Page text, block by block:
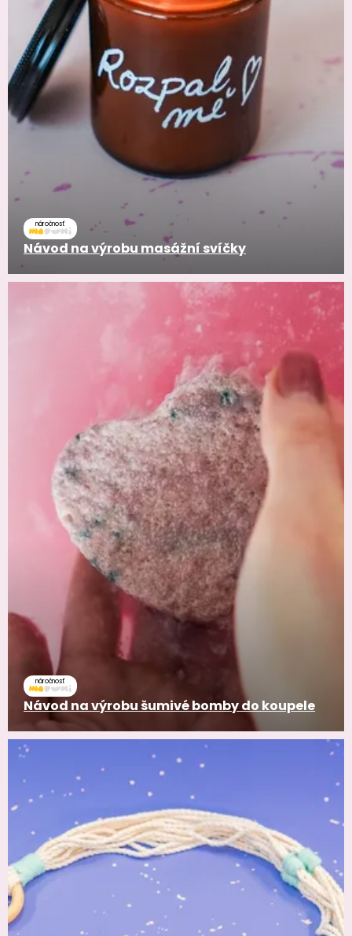
náročnosť
Návod na výrobu masážní svíčky
náročnosť
Návod na výrobu šumivé bomby do koupele